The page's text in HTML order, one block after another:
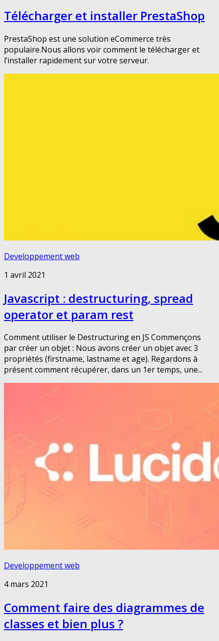
Télécharger et installer PrestaShop
PrestaShop est une solution eCommerce très
populaire.Nous allons voir comment le télécharger et
l’installer rapidement sur votre serveur.
Developpement web
1 avril 2021
Javascript : destructuring, spread
operator et param rest
Comment utiliser le Destructuring en JS Commençons
par créer un objet : Nous avons créer un objet avec 3
propriétés (firstname, lastname et age). Regardons à
présent comment récupérer, dans un 1er temps, une...
Developpement web
4 mars 2021
Comment faire des diagrammes de
classes et bien plus ?